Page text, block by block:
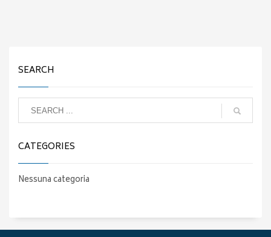
SEARCH
CATEGORIES
Nessuna categoria